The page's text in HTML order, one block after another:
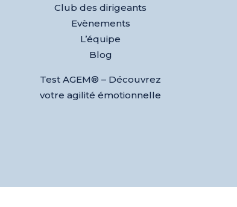
Club des dirigeants
Evènements
L’équipe
Blog
Test AGEM® – Découvrez
votre agilité émotionnelle